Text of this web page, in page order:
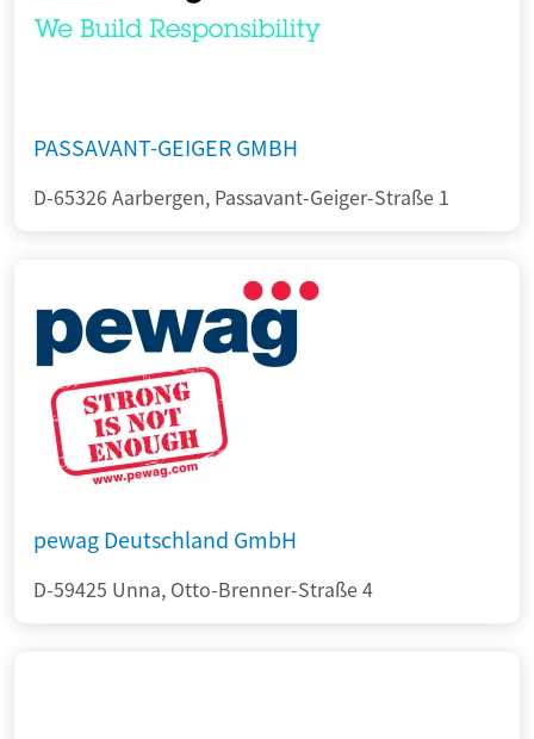
PASSAVANT-GEIGER GMBH
D-65326 Aarbergen, Passavant-Geiger-Straße 1
pewag Deutschland GmbH
D-59425 Unna, Otto-Brenner-Straße 4